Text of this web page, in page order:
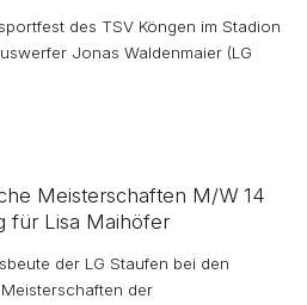
des TSV Köngen im Stadion
Jonas Waldenmaier (LG
Meisterschaften M/W 14
für Lisa Maihöfer
der LG Staufen bei den
der